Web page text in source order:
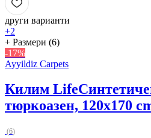
други варианти
+2
+ Размери (6)
-17%
Ayyildiz Carpets
Килим Life
тюркоазен, 120x170
(6)